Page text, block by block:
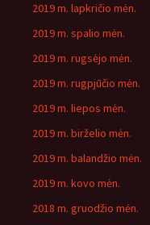
2019 m. lapkričio mėn.
2019 m. spalio mėn.
2019 m. rugsėjo mėn.
2019 m. rugpjūčio mėn.
2019 m. liepos mėn.
2019 m. birželio mėn.
2019 m. balandžio mėn.
2019 m. kovo mėn.
2018 m. gruodžio mėn.